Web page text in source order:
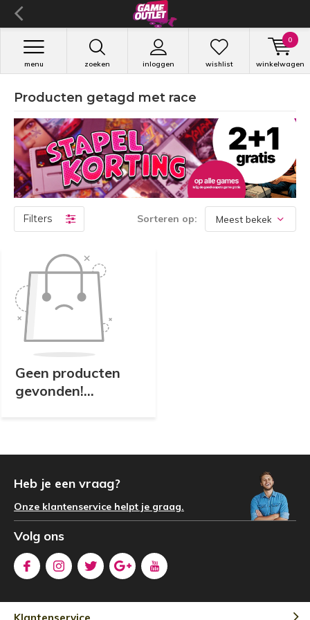
zoeken inloggen
menu wishlist winkelwagen
0
Producten getagd met race
Filters Sorteren op:
Geen producten
gevonden!...
Heb je een vraag?
Onze klantenservice helpt je graag.
Volg ons